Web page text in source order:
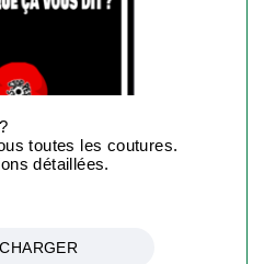
toutes les coutures.
détaillées.